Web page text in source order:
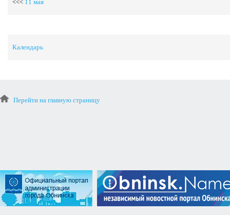
<<< 11 мая
Календарь
Перейти на главную страницу